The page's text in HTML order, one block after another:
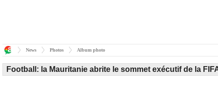
News Photos Album photo
Football: la Mauritanie abrite le sommet exécutif de la